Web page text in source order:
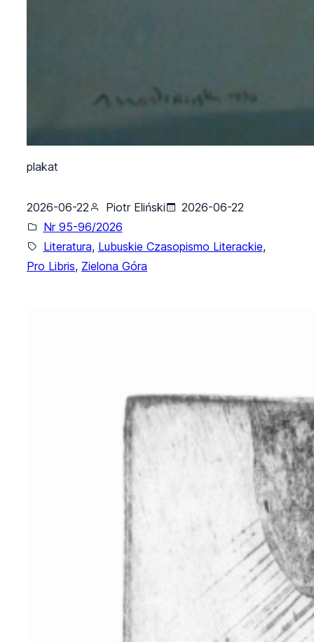
plakat
2026-06-22 Piotr Eliński
2026-06-22
Nr 95-96/2026
Literatura, Lubuskie Czasopismo Literackie,
Pro Libris, Zielona Góra